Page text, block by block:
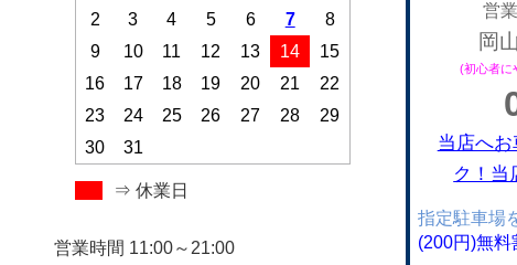
営
岡
(初心者に
当店へ
ク！当
指定駐車場
(200円)無料
2
3 4 5 6 7
8
9
10 11 12 13 14
15
16
17 18 19 20 21
22
23
24 25 26 27 28
29
30
31
⇒ 休業日
営業時間 11:00～21:00